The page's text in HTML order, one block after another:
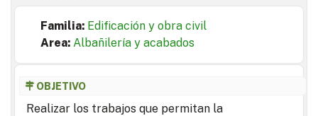
Familia: Edificación y obra civil
Area: Albañilería y acabados
OBJETIVO
Realizar los trabajos que permitan la